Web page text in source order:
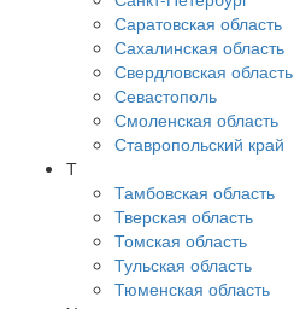
Саратовская область
Сахалинская область
Свердловская область
Севастополь
Смоленская область
Ставропольский край
Т
Тамбовская область
Тверская область
Томская область
Тульская область
Тюменская область